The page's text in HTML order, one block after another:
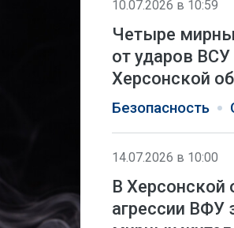
10.07.2026 в 10:59
Четыре
от ударов
Херсонской
Безопасность
14.07.2026 в 10:00
В Херсонской
агрессии ВФУ